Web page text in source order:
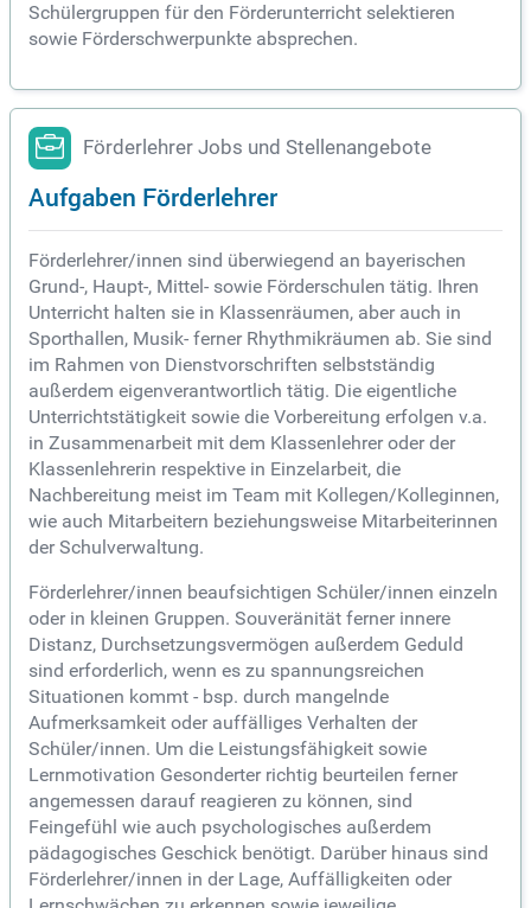
Schülergruppen für den Förderunterricht selektieren
sowie Förderschwerpunkte absprechen.
Förderlehrer Jobs und Stellenangebote
Aufgaben Förderlehrer
Förderlehrer/innen sind überwiegend an bayerischen
Grund-, Haupt-, Mittel- sowie Förderschulen tätig. Ihren
Unterricht halten sie in Klassenräumen, aber auch in
Sporthallen, Musik- ferner Rhythmikräumen ab. Sie sind
im Rahmen von Dienstvorschriften selbstständig
außerdem eigenverantwortlich tätig. Die eigentliche
Unterrichtstätigkeit sowie die Vorbereitung erfolgen v.a.
in Zusammenarbeit mit dem Klassenlehrer oder der
Klassenlehrerin respektive in Einzelarbeit, die
Nachbereitung meist im Team mit Kollegen/Kolleginnen,
wie auch Mitarbeitern beziehungsweise Mitarbeiterinnen
der Schulverwaltung.
Förderlehrer/innen beaufsichtigen Schüler/innen einzeln
oder in kleinen Gruppen. Souveränität ferner innere
Distanz, Durchsetzungsvermögen außerdem Geduld
sind erforderlich, wenn es zu spannungsreichen
Situationen kommt - bsp. durch mangelnde
Aufmerksamkeit oder auffälliges Verhalten der
Schüler/innen. Um die Leistungsfähigkeit sowie
Lernmotivation Gesonderter richtig beurteilen ferner
angemessen darauf reagieren zu können, sind
Feingefühl wie auch psychologisches außerdem
pädagogisches Geschick benötigt. Darüber hinaus sind
Förderlehrer/innen in der Lage, Auffälligkeiten oder